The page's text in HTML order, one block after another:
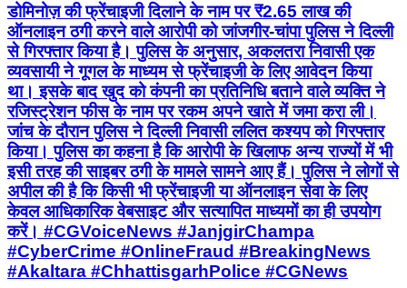
डोमिनोज़ की फ्रेंचाइजी दिलाने के नाम पर ₹2.65 लाख की
ऑनलाइन ठगी करने वाले आरोपी को जांजगीर-चांपा पुलिस ने दिल्ली
से गिरफ्तार किया है। पुलिस के अनुसार, अकलतरा निवासी एक
व्यवसायी ने गूगल के माध्यम से फ्रेंचाइजी के लिए आवेदन किया
था। इसके बाद खुद को कंपनी का प्रतिनिधि बताने वाले व्यक्ति ने
रजिस्ट्रेशन फीस के नाम पर रकम अपने खाते में जमा करा ली।
जांच के दौरान पुलिस ने दिल्ली निवासी ललित कश्यप को गिरफ्तार
किया। पुलिस का कहना है कि आरोपी के खिलाफ अन्य राज्यों में भी
इसी तरह की साइबर ठगी के मामले सामने आए हैं। पुलिस ने लोगों से
अपील की है कि किसी भी फ्रेंचाइजी या ऑनलाइन सेवा के लिए
केवल आधिकारिक वेबसाइट और सत्यापित माध्यमों का ही उपयोग
करें। #CGVoiceNews #JanjgirChampa
#CyberCrime #OnlineFraud #BreakingNews
#Akaltara #ChhattisgarhPolice #CGNews